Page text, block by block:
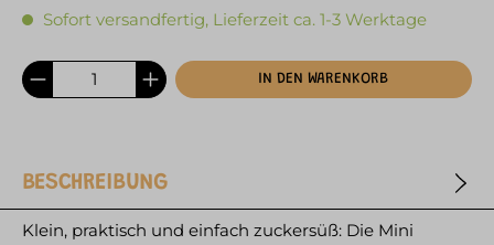
Sofort versandfertig, Lieferzeit ca. 1-3 Werktage
IN DEN WARENKORB
BESCHREIBUNG
Klein, praktisch und einfach zuckersüß: Die Mini